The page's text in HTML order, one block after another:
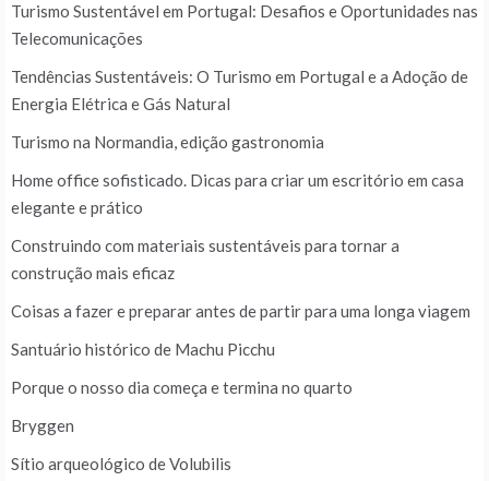
Turismo Sustentável em Portugal: Desafios e Oportunidades nas
Telecomunicações
Tendências Sustentáveis: O Turismo em Portugal e a Adoção de
Energia Elétrica e Gás Natural
Turismo na Normandia, edição gastronomia
Home office sofisticado. Dicas para criar um escritório em casa
elegante e prático
Construindo com materiais sustentáveis para tornar a
construção mais eficaz
Coisas a fazer e preparar antes de partir para uma longa viagem
Santuário histórico de Machu Picchu
Porque o nosso dia começa e termina no quarto
Bryggen
Sítio arqueológico de Volubilis